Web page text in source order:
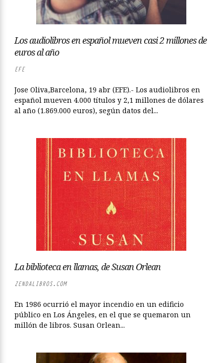
Los audiolibros en español mueven casi 2 millones de
euros al año
EFE
Jose Oliva,Barcelona, 19 abr (EFE).- Los audiolibros en
español mueven 4.000 títulos y 2,1 millones de dólares
al año (1.869.000 euros), según datos del...
La biblioteca en llamas, de Susan Orlean
ZENDALIBROS.COM
En 1986 ocurrió el mayor incendio en un edificio
público en Los Ángeles, en el que se quemaron un
millón de libros. Susan Orlean...